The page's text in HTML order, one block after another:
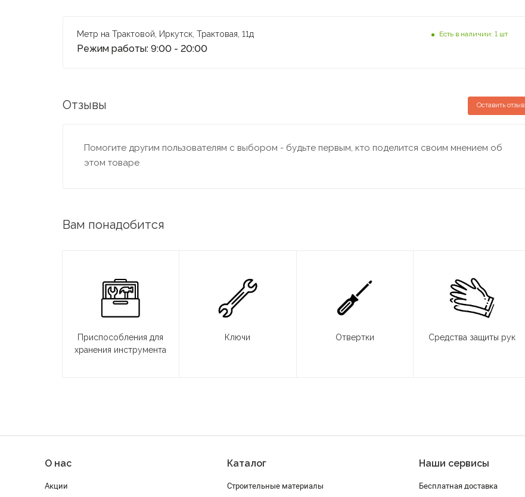
Метр на Трактовой, Иркутск, Трактовая, 11д
Режим работы: 9:00 - 20:00
Есть в наличии: 1 шт
Отзывы Оставить отзыв
Помогите другим пользователям с выбором - будьте первым, кто поделится своим мнением об
этом товаре
Вам понадобится
Приспособления для
хранения инструмента
Ключи Отвертки Средства защиты рук
О нас
Акции
Каталог
Строительные материалы
Наши сервисы
Бесплатная доставка